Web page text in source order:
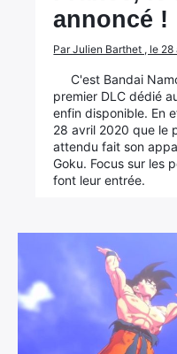
annoncé !
Par Julien Barthet , le
C'est Bandai
premier DLC dédié
enfin disponible. En
28 avril 2020 que le
attendu fait son
Goku. Focus sur les
font leur entrée.